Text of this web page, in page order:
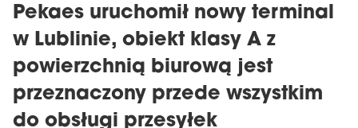
Pekaes uruchomił nowy terminal
w Lublinie, obiekt klasy A z
powierzchnią biurową jest
przeznaczony przede wszystkim
do obsługi przesyłek